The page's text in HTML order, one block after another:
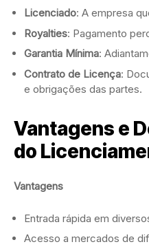
Licenciado: A empresa
Royalties: Pagamento
Garantia Mínima:
Contrato de Licença:
e obrigações das partes.
Vantagens e
do
Vantagens
Entrada rápida em
Acesso a mercados de